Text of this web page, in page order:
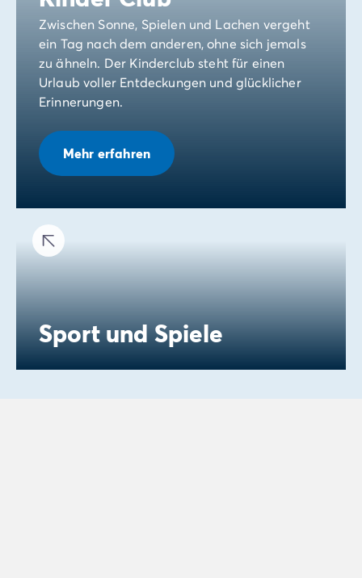
Zwischen Sonne, Spielen und Lachen vergeht
ein Tag nach dem anderen, ohne sich jemals
zu ähneln. Der Kinderclub steht für einen
Urlaub voller Entdeckungen und glücklicher
Erinnerungen.
Mehr erfahren
Sport und Spiele